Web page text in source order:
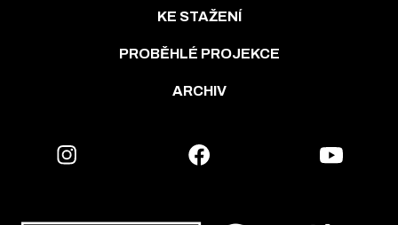
KE STAŽENÍ
PROBĚHLÉ PROJEKCE
ARCHIV